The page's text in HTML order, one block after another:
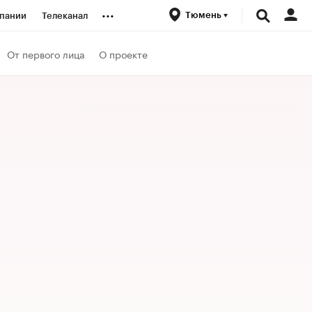
Телеканал ... Тюмень
От первого лица О проекте